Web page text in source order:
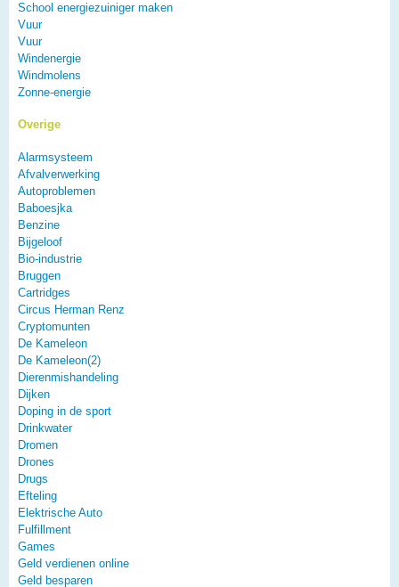
School energiezuiniger maken
Vuur
Vuur
Windenergie
Windmolens
Zonne-energie
Overige
Alarmsysteem
Afvalverwerking
Autoproblemen
Baboesjka
Benzine
Bijgeloof
Bio-industrie
Bruggen
Cartridges
Circus Herman Renz
Cryptomunten
De Kameleon
De Kameleon(2)
Dierenmishandeling
Dijken
Doping in de sport
Drinkwater
Dromen
Drones
Drugs
Efteling
Elektrische Auto
Fulfillment
Games
Geld verdienen online
Geld besparen